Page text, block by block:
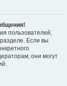
пользователей,
Если вы
они могут